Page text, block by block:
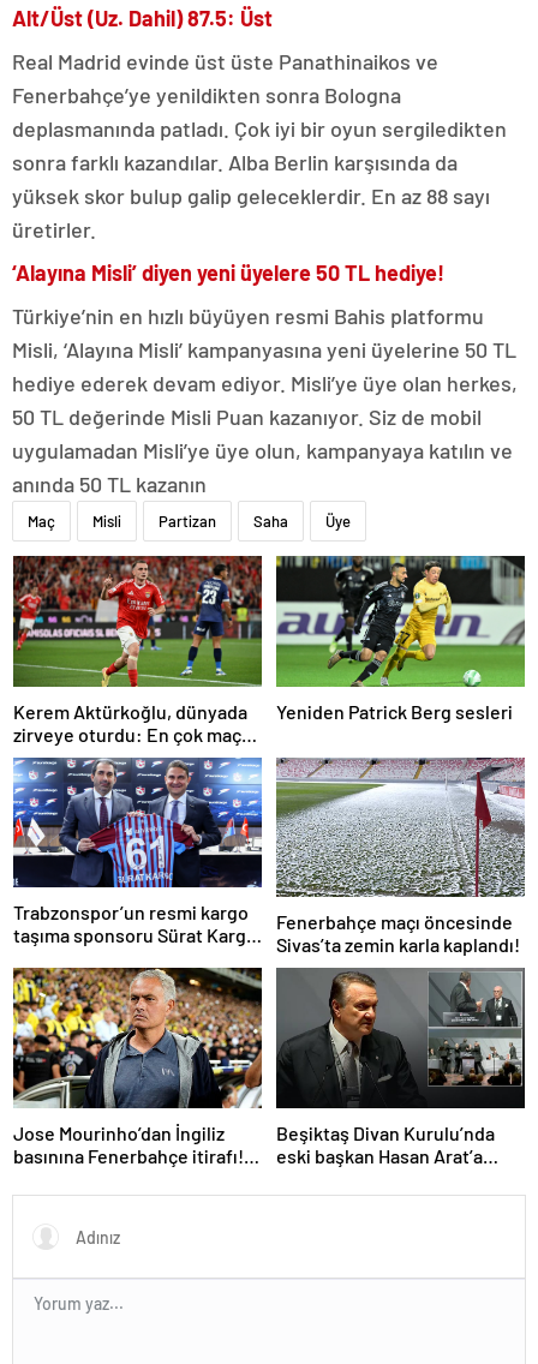
Alt/Üst (Uz. Dahil) 87.5: Üst
Real Madrid evinde üst üste Panathinaikos ve
Fenerbahçe’ye yenildikten sonra Bologna
deplasmanında patladı. Çok iyi bir oyun sergiledikten
sonra farklı kazandılar. Alba Berlin karşısında da
yüksek skor bulup galip geleceklerdir. En az 88 sayı
üretirler.
‘Alayına Misli’ diyen yeni üyelere 50 TL hediye!
Türkiye’nin en hızlı büyüyen resmi Bahis platformu
Misli, ‘Alayına Misli’ kampanyasına yeni üyelerine 50 TL
hediye ederek devam ediyor. Misli’ye üye olan herkes,
50 TL değerinde Misli Puan kazanıyor. Siz de mobil
uygulamadan Misli’ye üye olun, kampanyaya katılın ve
anında 50 TL kazanın
Maç Misli Partizan Saha Üye
Kerem Aktürkoğlu, dünyada
zirveye oturdu: En çok maça
çıkan oyuncu!
Yeniden Patrick Berg sesleri
Trabzonspor’un resmi kargo
taşıma sponsoru Sürat Kargo
Fenerbahçe maçı öncesinde
Sivas’ta zemin karla kaplandı!
Jose Mourinho’dan İngiliz
basınına Fenerbahçe itirafı!
Beşiktaş Divan Kurulu’nda
eski başkan Hasan Arat’a
ertelendi